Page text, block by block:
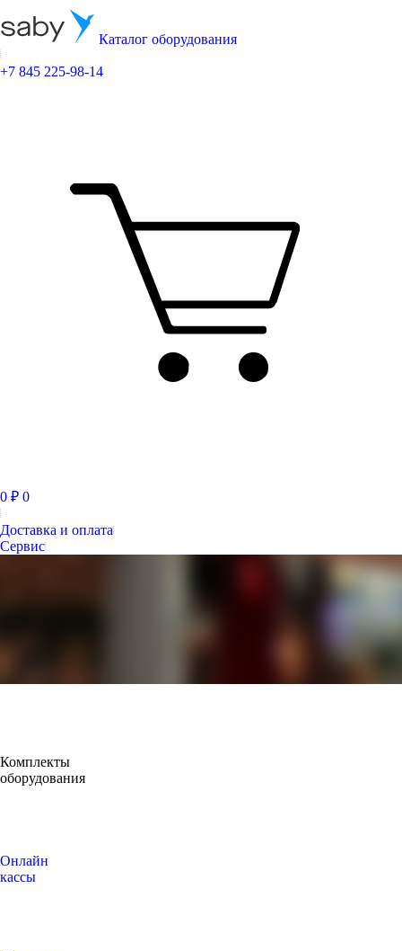
Каталог оборудования
+7 845 225-98-14
0 ₽ 0
Доставка и оплата
Сервис
Комплекты
оборудования
Онлайн
кассы